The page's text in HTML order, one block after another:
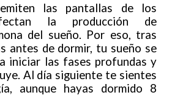
las pantallas de los
la producción de
del sueño. Por eso, tras
antes de dormir, tu sueño se
iniciar las fases profundas y
Al día siguiente te sientes
aunque hayas dormido 8